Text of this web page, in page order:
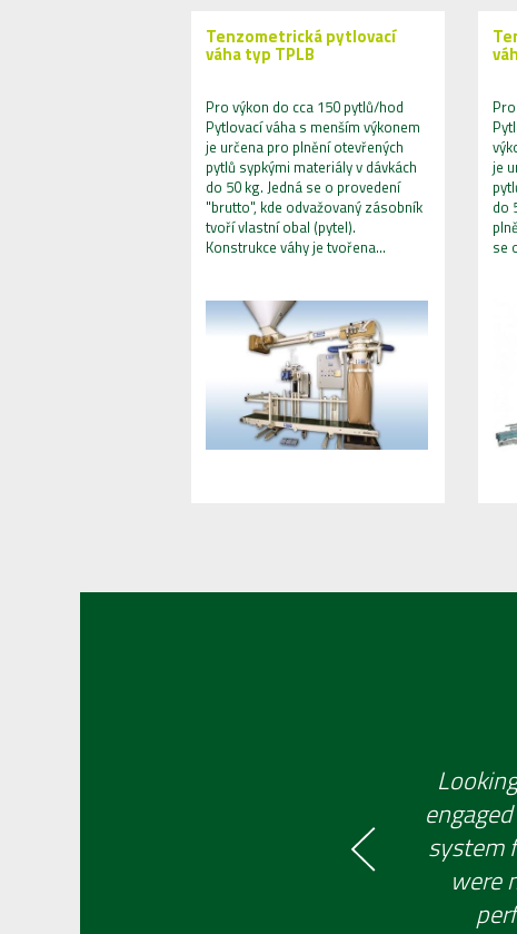
Tenzometrická pytlovací
váha typ TPLB
Pro výkon do cca 150 pytlů/hod
Pytlovací váha s menším výkonem
je určena pro plnění otevřených
pytlů sypkými materiály v dávkách
do 50 kg. Jedná se o provedení
"brutto", kde odvažovaný zásobník
tvoří vlastní obal (pytel).
Konstrukce váhy je tvořena…
je
do
se
system
were